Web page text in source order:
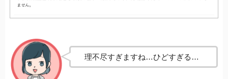
理不尽すぎますね…ひどすぎる…